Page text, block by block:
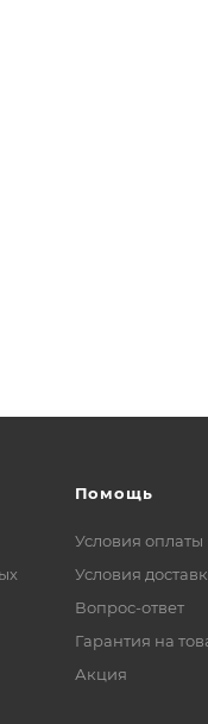
Помощь
Условия оплаты
Условия
Вопрос-ответ
Гарантия на
Акция